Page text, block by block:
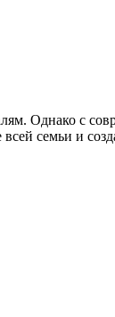
Однако с
семьи и